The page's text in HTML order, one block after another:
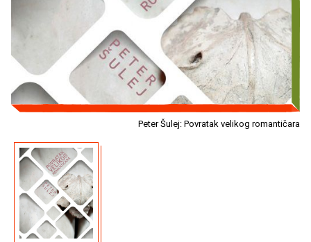
Peter Šulej: Povratak velikog romantičara